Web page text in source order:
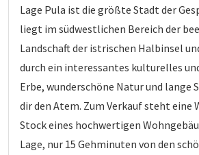
Lage Pula ist die größte Stadt der
liegt im südwestlichen Bereich der
Landschaft der istrischen Halbinsel
durch ein interessantes kulturelles
Erbe, wunderschöne Natur und lange
dir den Atem. Zum Verkauf steht eine
Stock eines hochwertigen
Lage, nur 15 Gehminuten von den